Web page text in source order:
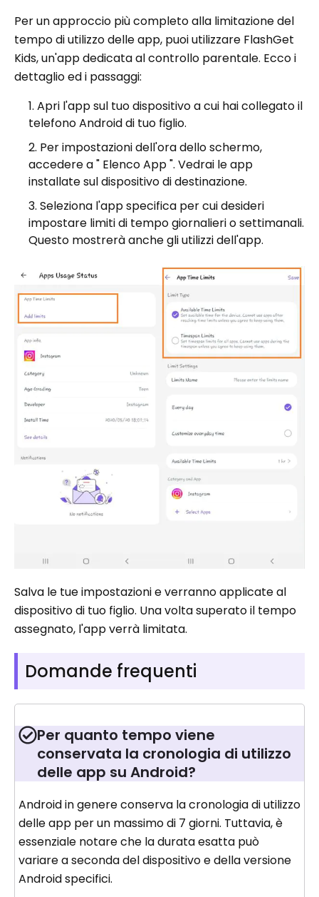
Per un approccio più completo alla limitazione del
tempo di utilizzo delle app, puoi utilizzare FlashGet
Kids, un'app dedicata al controllo parentale. Ecco i
dettaglio ed i passaggi:
Apri l'app sul tuo dispositivo a cui hai collegato il
telefono Android di tuo figlio.
Per impostazioni dell'ora dello schermo,
accedere a " Elenco App ". Vedrai le app
installate sul dispositivo di destinazione.
Seleziona l'app specifica per cui desideri
impostare limiti di tempo giornalieri o settimanali.
Questo mostrerà anche gli utilizzi dell'app.
Salva le tue impostazioni e verranno applicate al
dispositivo di tuo figlio. Una volta superato il tempo
assegnato, l'app verrà limitata.
Domande frequenti
Per quanto tempo viene
conservata la cronologia di utilizzo
delle app su Android?
Android in genere conserva la cronologia di utilizzo
delle app per un massimo di 7 giorni. Tuttavia, è
essenziale notare che la durata esatta può
variare a seconda del dispositivo e della versione
Android specifici.